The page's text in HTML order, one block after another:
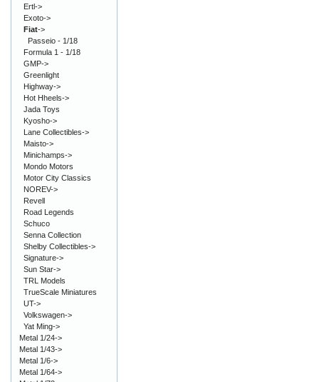
Ertl->
Exoto->
Fiat->
Passeio - 1/18
Formula 1 - 1/18
GMP->
Greenlight
Highway->
Hot Hheels->
Jada Toys
Kyosho->
Lane Collectibles->
Maisto->
Minichamps->
Mondo Motors
Motor City Classics
NOREV->
Revell
Road Legends
Schuco
Senna Collection
Shelby Collectibles->
Signature->
Sun Star->
TRL Models
TrueScale Miniatures
UT->
Volkswagen->
Yat Ming->
Metal 1/24->
Metal 1/43->
Metal 1/6->
Metal 1/64->